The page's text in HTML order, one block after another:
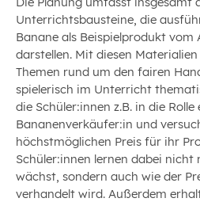
Unterrichtsbausteine, die
Banane als Beispielprodukt vom
darstellen. Mit diesen
Themen rund um den fairen
spielerisch im Unterricht
die Schüler:innen z.B. in die Rolle
Bananenverkäufer:in und
höchstmöglichen Preis für ihr
Schüler:innen lernen dabei nicht
wächst, sondern auch wie der
verhandelt wird. Außerdem